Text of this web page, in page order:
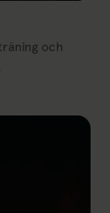
och